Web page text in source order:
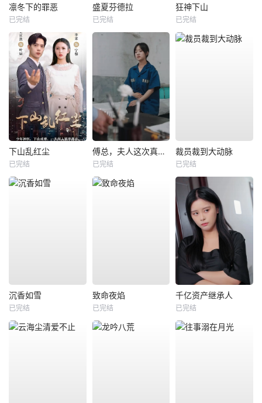
凛冬下的罪恶
已完结
盛夏芬德拉
已完结
狂神下山
已完结
下山乱红尘
已完结
傅总，夫人这次真的死了
已完结
裁员裁到大动脉
已完结
沉香如雪
已完结
致命夜焰
已完结
千亿资产继承人
已完结